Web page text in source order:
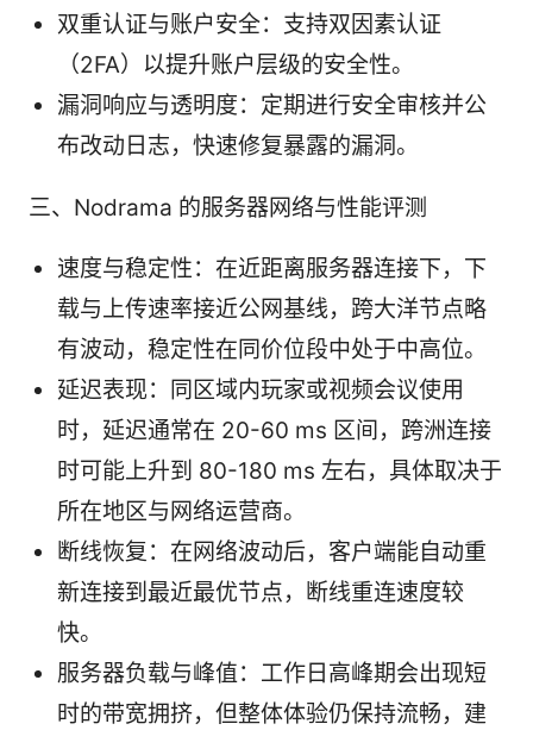
双重认证与账户安全：支持双因素认证
（2FA）以提升账户层级的安全性。
漏洞响应与透明度：定期进行安全审核并公
布改动日志，快速修复暴露的漏洞。
三、Nodrama 的服务器网络与性能评测
速度与稳定性：在近距离服务器连接下，下
载与上传速率接近公网基线，跨大洋节点略
有波动，稳定性在同价位段中处于中高位。
延迟表现：同区域内玩家或视频会议使用
时，延迟通常在 20-60 ms 区间，跨洲连接
时可能上升到 80-180 ms 左右，具体取决于
所在地区与网络运营商。
断线恢复：在网络波动后，客户端能自动重
新连接到最近最优节点，断线重连速度较
快。
服务器负载与峰值：工作日高峰期会出现短
时的带宽拥挤，但整体体验仍保持流畅，建